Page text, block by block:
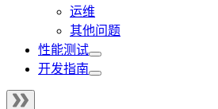
运维
其他问题
性能测试
开发指南